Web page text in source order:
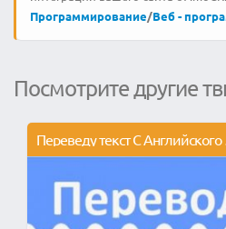
Программирование/Веб -
Посмотрите другие